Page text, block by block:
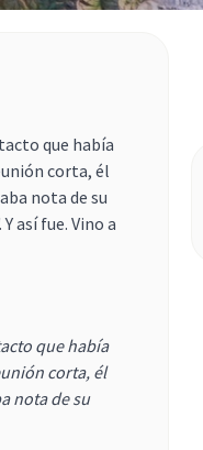
que había
corta, él
nota de su
así fue. Vino a
que había
corta, él
nota de su